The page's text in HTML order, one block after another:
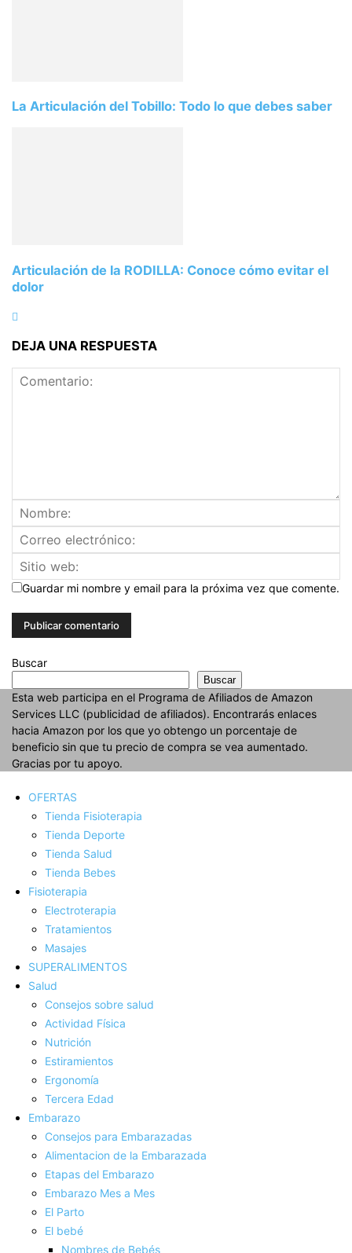
La Articulación del Tobillo: Todo lo que debes saber
Articulación de la RODILLA: Conoce cómo evitar el
dolor
DEJA UNA RESPUESTA
Guardar mi nombre y email para la próxima vez que comente.
Buscar
Buscar
Esta web participa en el Programa de Afiliados de Amazon
Services LLC (publicidad de afiliados). Encontrarás enlaces
hacia Amazon por los que yo obtengo un porcentaje de
beneficio sin que tu precio de compra se vea aumentado.
Gracias por tu apoyo.
OFERTAS
Tienda Fisioterapia
Tienda Deporte
Tienda Salud
Tienda Bebes
Fisioterapia
Electroterapia
Tratamientos
Masajes
SUPERALIMENTOS
Salud
Consejos sobre salud
Actividad Fí­sica
Nutrición
Estiramientos
Ergonomí­a
Tercera Edad
Embarazo
Consejos para Embarazadas
Alimentacion de la Embarazada
Etapas del Embarazo
Embarazo Mes a Mes
El Parto
El bebé
Nombres de Bebés